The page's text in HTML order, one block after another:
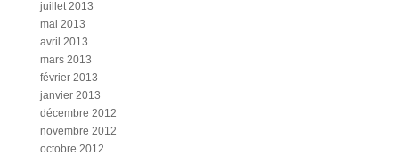
juillet 2013
mai 2013
avril 2013
mars 2013
février 2013
janvier 2013
décembre 2012
novembre 2012
octobre 2012